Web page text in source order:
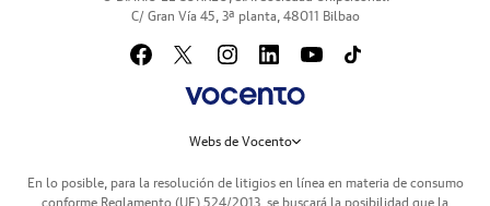
C/ Gran Vía 45, 3ª planta, 48011 Bilbao
Webs de Vocento
En lo posible, para la resolución de litigios en línea en materia de consumo
conforme Reglamento (UE) 524/2013, se buscará la posibilidad que la